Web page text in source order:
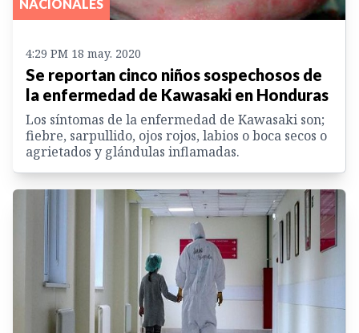
NACIONALES
4:29 PM 18 may. 2020
Se reportan cinco niños sospechosos de
la enfermedad de Kawasaki en Honduras
Los síntomas de la enfermedad de Kawasaki son;
fiebre, sarpullido, ojos rojos, labios o boca secos o
agrietados y glándulas inflamadas.